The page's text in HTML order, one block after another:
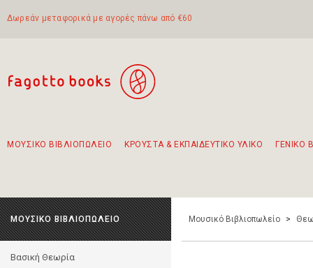
Δωρεάν μεταφορικά με αγορές πάνω από €60
ΜΟΥΣΙΚΟ ΒΙΒΛΙΟΠΩΛΕΙΟ ΚΡΟΥΣΤΑ & ΕΚΠΑΙΔΕΥΤΙΚΟ ΥΛΙΚΟ ΓΕΝΙΚΟ
ΜΟΥΣΙΚΟ ΒΙΒΛΙΟΠΩΛΕΙΟ
Βασική Θεωρία
Μουσικό Βιβλιοπωλείο >